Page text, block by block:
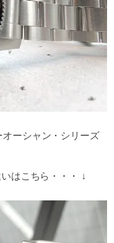
ーシャン・シリーズ
はこちら・・・ ↓